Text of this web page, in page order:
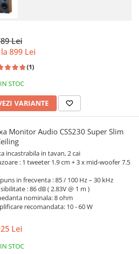
Lei
899 Lei
(1)
IN STOC
VARIANTE
Monitor Audio CSS230 Super Slim
incastrabila in tavan, 2 cai
: 1 tweeter 1.9 cm + 3 x mid-woofer 7.5
in frecventa : 85 / 100 Hz – 30 kHz
: 86 dB ( 2.83V @ 1 m )
nominala: 8 ohm
recomandata: 10 - 60 W
Lei
IN STOC